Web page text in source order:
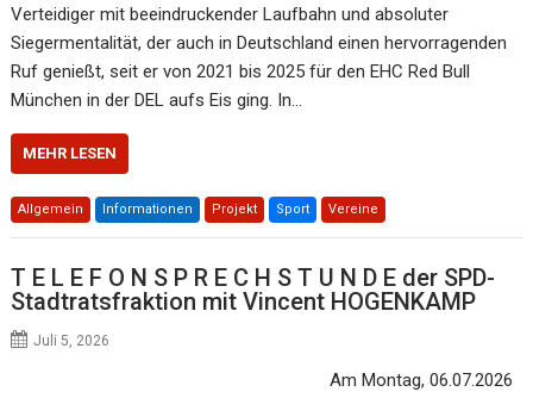
Verteidiger mit beeindruckender Laufbahn und absoluter
Siegermentalität, der auch in Deutschland einen hervorragenden
Ruf genießt, seit er von 2021 bis 2025 für den EHC Red Bull
München in der DEL aufs Eis ging. In…
MEHR LESEN
Allgemein Informationen Projekt Sport Vereine
T E L E F O N S P R E C H S T U N D E der SPD-
Stadtratsfraktion mit Vincent HOGENKAMP
Juli 5, 2026
Am Montag, 06.07.2026